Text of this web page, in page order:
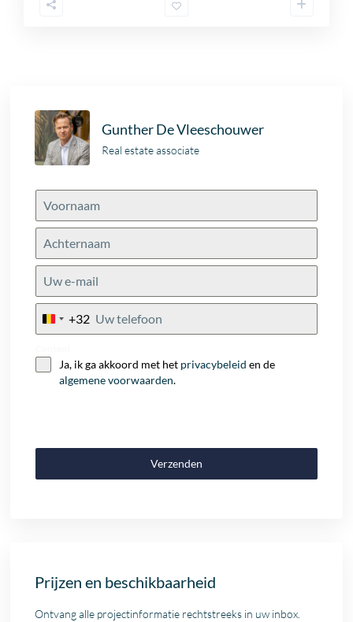
Gunther De Vleeschouwer
Real estate associate
Belgium
+32
Ja, ik ga akkoord met het privacybeleid en de
algemene voorwaarden.
Verzenden
Prijzen en beschikbaarheid
Ontvang alle projectinformatie rechtstreeks in uw inbox.